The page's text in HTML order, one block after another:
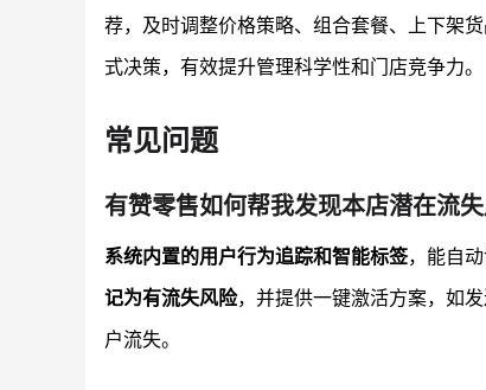
荐，及时调整价格策略、组合套餐、上下架
式决策，有效提升管理科学性和门店竞争力。
常见问题
有赞零售如何帮我发现本店潜在流失
系统内置的用户行为追踪和智能标签，能自
记为有流失风险，并提供一键激活方案，如
户流失。